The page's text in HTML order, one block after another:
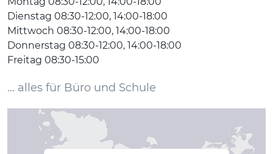
Dienstag 08:30-12:00, 14:00-18:00
Mittwoch 08:30-12:00, 14:00-18:00
Donnerstag 08:30-12:00, 14:00-18:00
Freitag 08:30-15:00
... alles für Büro und Schule